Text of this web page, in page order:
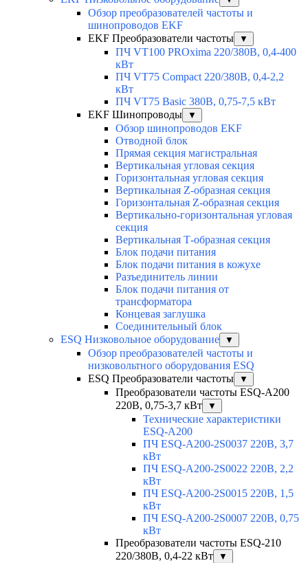
Обзор преобразователей частоты и
шинопроводов EKF
EKF Преобразователи частоты
▼
ПЧ VT100 PROxima 220/380В, 0,4-400
кВт
ПЧ VT75 Compact 220/380В, 0,4-2,2
кВт
ПЧ VT75 Basic 380В, 0,75-7,5 кВт
EKF Шинопроводы
▼
Обзор шинопроводов EKF
Отводной блок
Прямая секция магистральная
Вертикальная угловая секция
Горизонтальная угловая секция
Вертикальная Z-образная секция
Горизонтальная Z-образная секция
Вертикально-горизонтальная угловая
секция
Вертикальная Т-образная секция
Блок подачи питания
Блок подачи питания в кожухе
Разъединитель линии
Блок подачи питания от
трансформатора
Концевая заглушка
Соединительный блок
ESQ Низковольное оборудование
▼
Обзор преобразователей частоты и
низковольтного оборудования ESQ
ESQ Преобразователи частоты
▼
Преобразователи частоты ESQ-A200
220В, 0,75-3,7 кВт
▼
Технические характеристики
ESQ-A200
ПЧ ESQ-A200-2S0037 220В, 3,7
кВт
ПЧ ESQ-A200-2S0022 220В, 2,2
кВт
ПЧ ESQ-A200-2S0015 220В, 1,5
кВт
ПЧ ESQ-A200-2S0007 220В, 0,75
кВт
Преобразователи частоты ESQ-210
220/380В, 0,4-22 кВт
▼